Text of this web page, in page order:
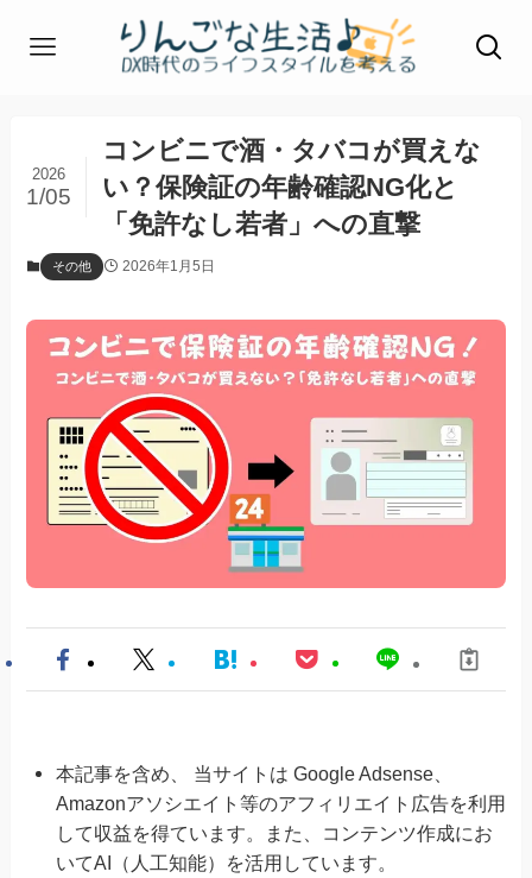
コンビニで酒・タバコが買えな
い？保険証の年齢確認NG化と
「免許なし若者」への直撃
2026
1/05
その他 2026年1月5日
本記事を含め、 当サイトは Google Adsense、
Amazonアソシエイト等のアフィリエイト広告を利用
して収益を得ています。また、コンテンツ作成にお
いてAI（人工知能）を活用しています。